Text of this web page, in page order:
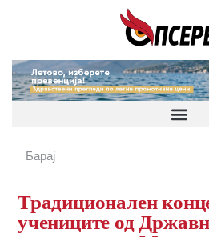
Традиционален
учениците од